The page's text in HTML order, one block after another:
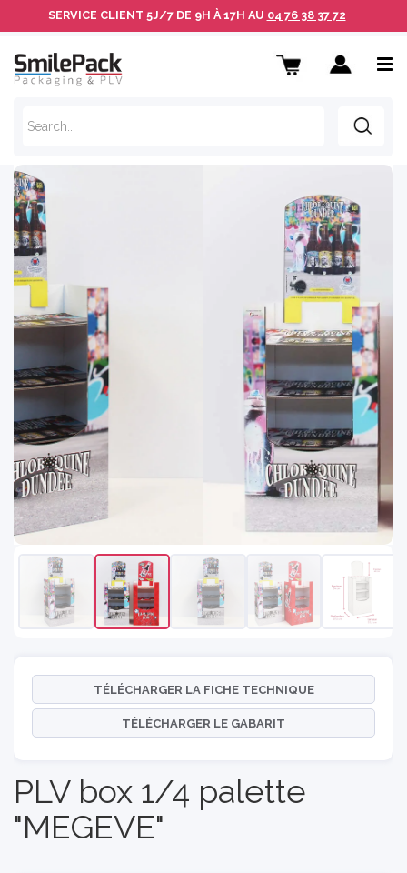
SERVICE CLIENT 5J/7 DE 9H À 17H AU 04 76 38 37 72
TÉLÉCHARGER LA FICHE TECHNIQUE
TÉLÉCHARGER LE GABARIT
PLV box 1/4 palette
"MEGEVE"